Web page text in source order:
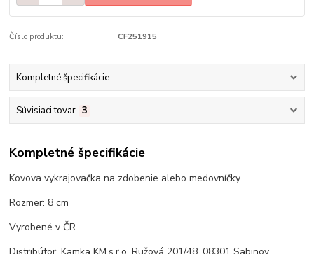
Číslo produktu: CF251915
Kompletné špecifikácie
Súvisiaci tovar 3
Kompletné špecifikácie
Kovova vykrajovačka na zdobenie alebo medovníčky
Rozmer: 8 cm
Vyrobené v ČR
Distribútor: Kamka KM,s.r.o. Ružová 201/48, 08301 Sabinov